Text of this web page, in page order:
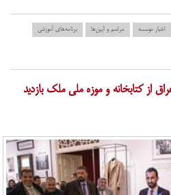
اخبار موسسه مراسم و آیین‌ها برنامه‌های آموزشی
از کتابخانه و موزه ملی ملک بازدید